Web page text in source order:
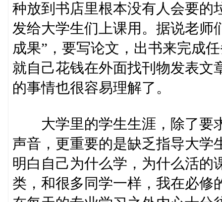
种放到书店里根本没有人会要的
发给大学生们上课用。据说老师
成果”，要写论文，出书来完成
就自己花钱在外面找刊物发表文
的事情也很容易理解了。
大学里的学生生涯，除了要
声音，更重要的是缺乏指导大学
明白自己为什么学，为什么活的
类，和很多同学一样，我在必修